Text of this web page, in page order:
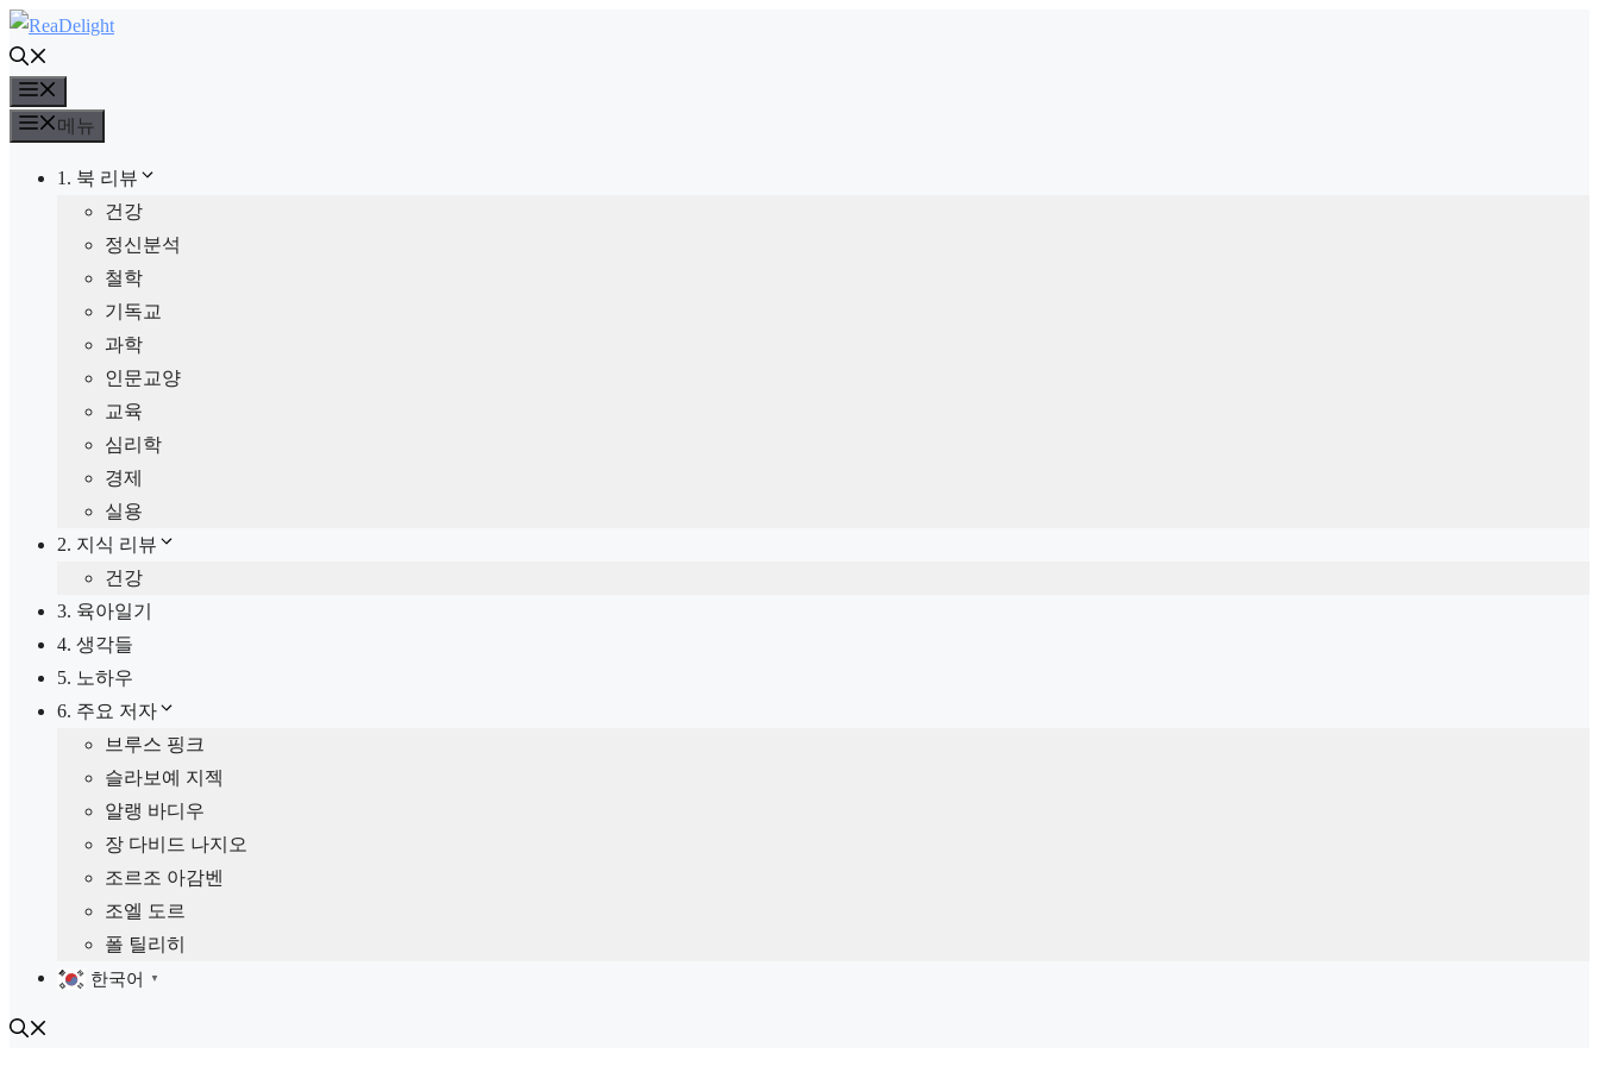
컨
텐
츠
로
뉴
메뉴
1. 북 리뷰
건강
정신분석
철학
기독교
과학
인문교양
교육
심리학
경제
실용
2. 지식 리뷰
건강
3. 육아일기
4. 생각들
5. 노하우
6. 주요 저자
브루스 핑크
슬라보예 지젝
알랭 바디우
장 다비드 나지오
조르조 아감벤
조엘 도르
폴 틸리히
한국어 ▼